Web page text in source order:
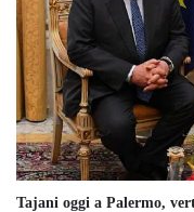
Tajani oggi a Palermo,